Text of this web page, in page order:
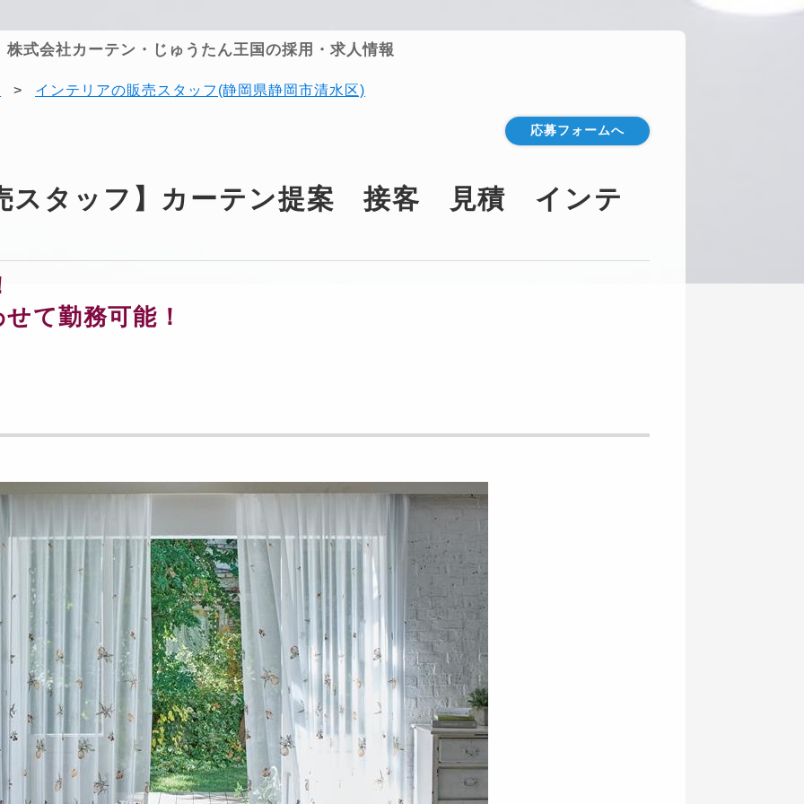
株式会社カーテン・じゅうたん王国の採用・求人情報
> インテリアの販売スタッフ(静岡県静岡市清水区)
応募フォームへ
スタッフ】カーテン提案 接客 見積 インテ
て勤務可能！